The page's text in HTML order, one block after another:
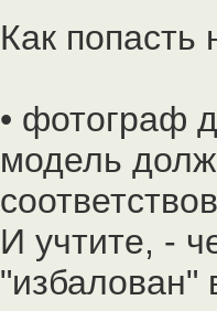
Как попасть
• фотограф
модель
И учтите, -
"избалован"